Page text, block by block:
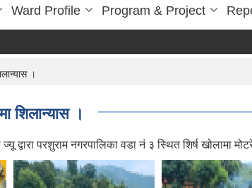
Ward Profile Program & Project
।
शिलान्यास ।
द्वारा परशुराम नगरपालिका वडा नं ३ स्थित शिर्ष खोलामा